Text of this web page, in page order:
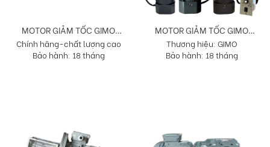
MOTOR GIẢM TỐC GIMO
DÒNG G
Chính hãng-chất lượng cao
Bảo hành: 18 tháng
MOTOR GIẢM TỐC GIMO
DÒNG MINI
Thương hiệu: GIMO
Bảo hành: 18 tháng